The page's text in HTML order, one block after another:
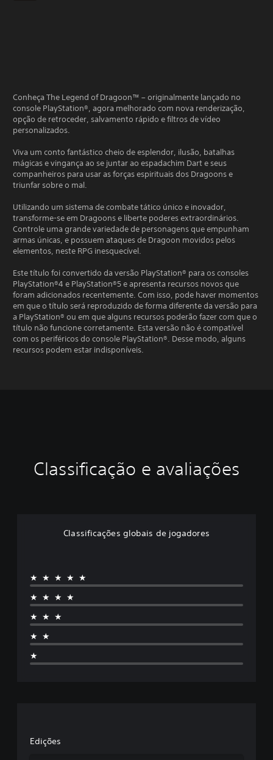
Conheça The Legend of Dragoon™ – originalmente lançado no
console PlayStation®, agora melhorado com nova renderização,
opção de retroceder, salvamento rápido e filtros de vídeo
personalizados.
Viva um conto fantástico cheio de esplendor, ilusão, batalhas
mágicas e vingança ao se juntar ao espadachim Dart e seus
companheiros para usar as forças espirituais dos Dragoons e
triunfar sobre o mal.
Utilizando um sistema de combate tático único e inovador,
transforme-se em Dragoons e liberte poderes extraordinários.
Controle uma grande variedade de personagens que empunham
armas únicas, e possuem ataques de Dragoon movidos pelos
elementos, neste RPG inesquecível.
Este título foi convertido da versão PlayStation® para os consoles
PlayStation®4 e PlayStation®5 e apresenta recursos novos que
foram adicionados recentemente. Com isso, pode haver momentos
em que o título será reproduzido de forma diferente da versão para
a PlayStation® ou em que alguns recursos poderão fazer com que o
título não funcione corretamente. Esta versão não é compatível
com os periféricos do console PlayStation®. Desse modo, alguns
recursos podem estar indisponíveis.
Classificação e avaliações
Classificações globais de jogadores
★★★★★
★★★★
★★★
★★
★
Edições